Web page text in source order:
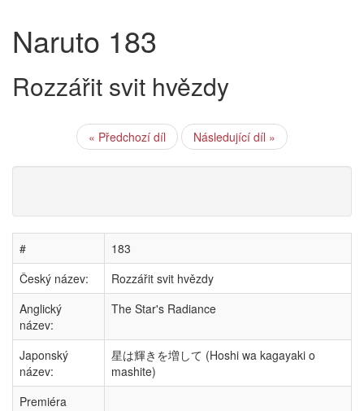
Naruto 183
Rozzářit svit hvězdy
« Předchozí díl Následující díl »
#
183
Český název:
Rozzářit svit hvězdy
Anglický
název:
The Star's Radiance
Japonský
název:
星は輝きを増して (Hoshi wa kagayaki o
mashite)
Premiéra